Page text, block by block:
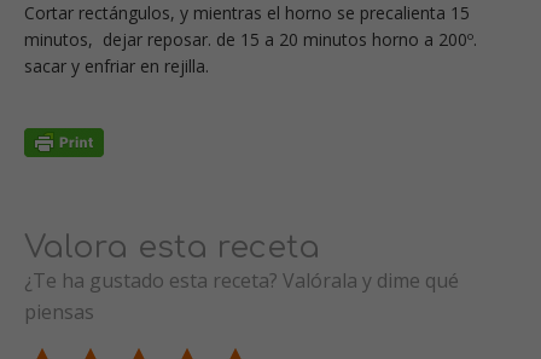
Cortar rectángulos, y mientras el horno se precalienta 15
minutos, dejar reposar. de 15 a 20 minutos horno a 200º.
sacar y enfriar en rejilla.
Valora esta receta
¿Te ha gustado esta receta? Valórala y dime qué
piensas